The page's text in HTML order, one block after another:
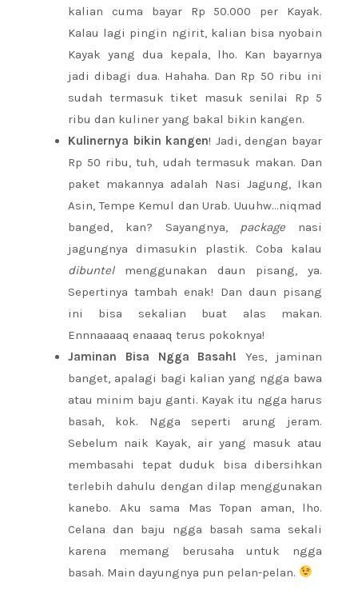
kalian cuma bayar Rp 50.000 per Kayak.
Kalau lagi pingin ngirit, kalian bisa nyobain
Kayak yang dua kepala, lho. Kan bayarnya
jadi dibagi dua. Hahaha. Dan Rp 50 ribu ini
sudah termasuk tiket masuk senilai Rp 5
ribu dan kuliner yang bakal bikin kangen.
Kulinernya bikin kangen! Jadi, dengan bayar
Rp 50 ribu, tuh, udah termasuk makan. Dan
paket makannya adalah Nasi Jagung, Ikan
Asin, Tempe Kemul dan Urab. Uuuhw…niqmad
banged, kan? Sayangnya, package nasi
jagungnya dimasukin plastik. Coba kalau
dibuntelmenggunakan daun pisang, ya.
Sepertinya tambah enak! Dan daun pisang
ini bisa sekalian buat alas makan.
Ennnaaaaq enaaaq terus pokoknya!
Jaminan Bisa Ngga Basah!Yes, jaminan
banget, apalagi bagi kalian yang ngga bawa
atau minim baju ganti. Kayak itu ngga harus
basah, kok. Ngga seperti arung jeram.
Sebelum naik Kayak, air yang masuk atau
membasahi tepat duduk bisa dibersihkan
terlebih dahulu dengan dilap menggunakan
kanebo. Aku sama Mas Topan aman, lho.
Celana dan baju ngga basah sama sekali
karena memang berusaha untuk ngga
basah. Main dayungnya pun pelan-pelan.